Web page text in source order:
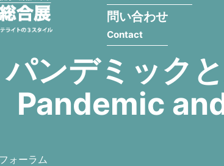
ナ
ビ
ゲ
ー
問い合わせ
Contact
パンデミック
Pandemic
ォーラム